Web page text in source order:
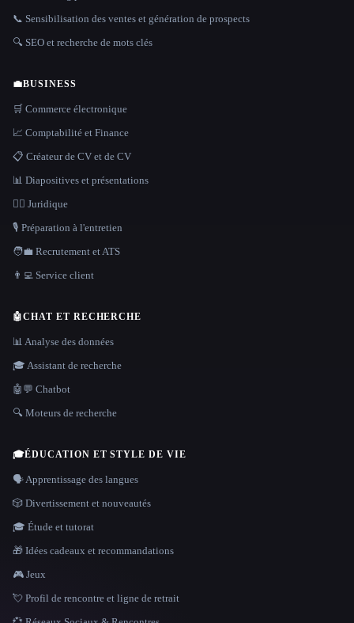
📞 Sensibilisation des ventes et génération de prospects
🔍 SEO et recherche de mots clés
💼BUSINESS
🛒 Commerce électronique
📈 Comptabilité et Finance
📋 Créateur de CV et de CV
📊 Diapositives et présentations
👩‍⚖️ Juridique
🎙️ Préparation à l'entretien
🧑‍💼 Recrutement et ATS
👨‍💻 Service client
🤖CHAT ET RECHERCHE
📊 Analyse des données
🎓 Assistant de recherche
🤖💬 Chatbot
🔍 Moteurs de recherche
🎓ÉDUCATION ET STYLE DE VIE
🗣️ Apprentissage des langues
🎲 Divertissement et nouveautés
🎓 Étude et tutorat
🎁 Idées cadeaux et recommandations
🎮 Jeux
💘 Profil de rencontre et ligne de retrait